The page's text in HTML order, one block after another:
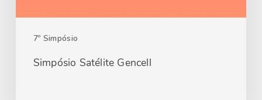
7º Simpósio
Simpósio Satélite Gencell